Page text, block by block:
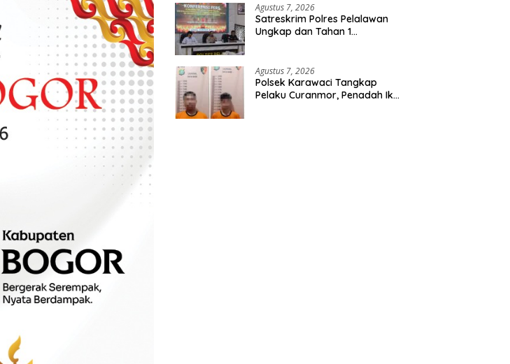
Agustus 7, 2026
Satreskrim Polres Pelalawan
Ungkap dan Tahan 1
Agustus 7, 2026
Polsek Karawaci Tangkap
Pelaku Curanmor, Penadah Ikut